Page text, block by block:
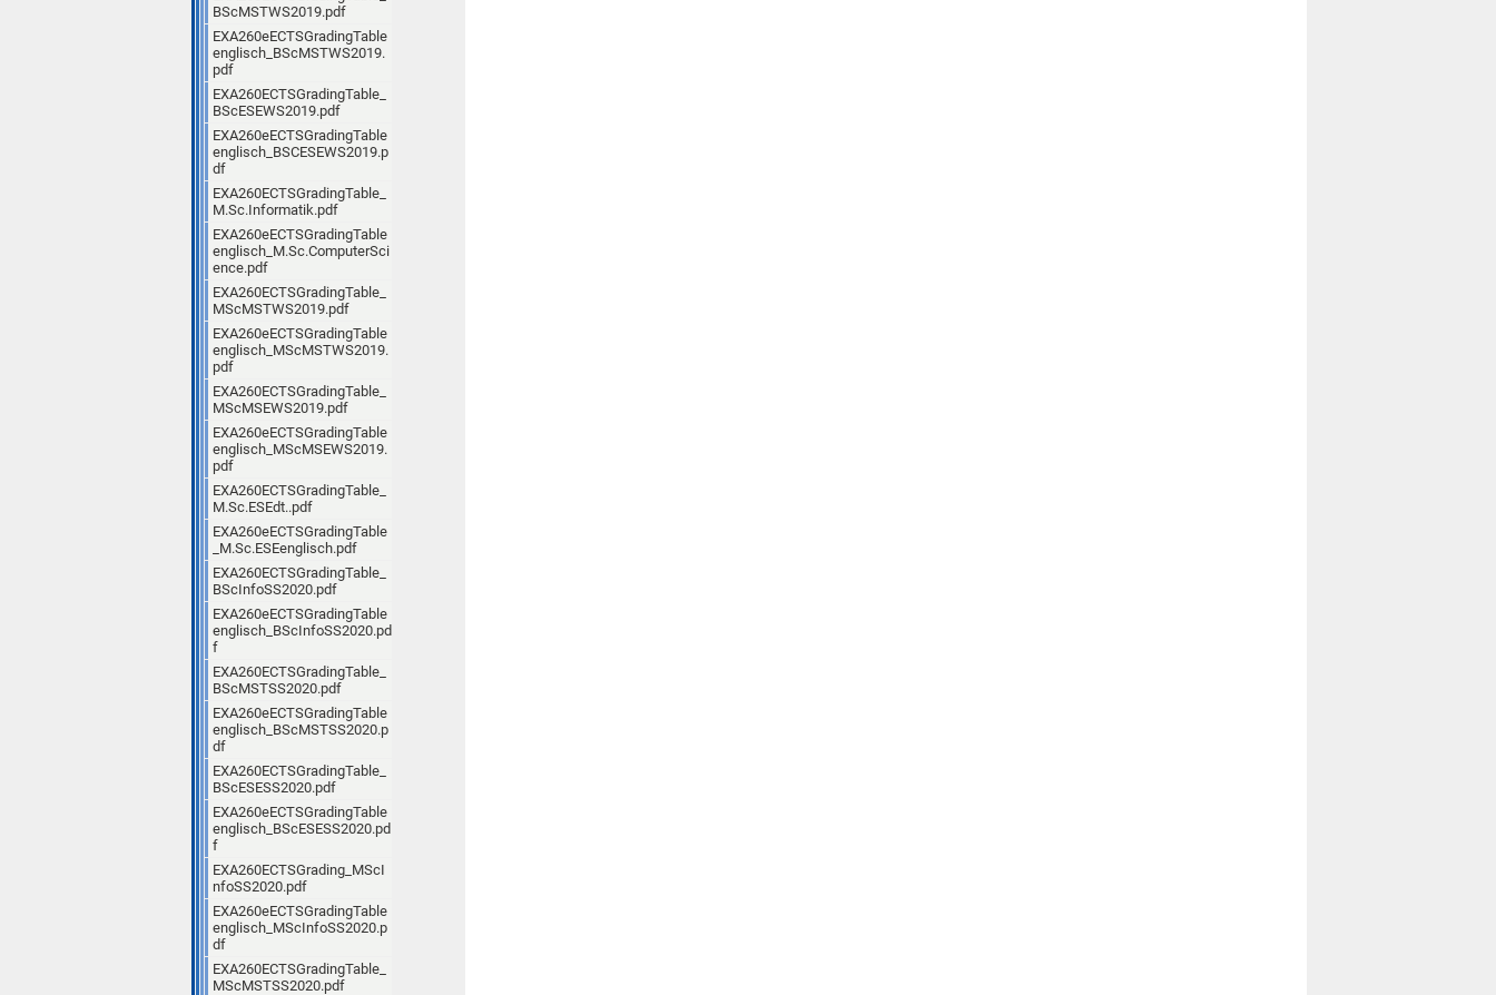
BScMSTWS2019.pdf
EXA260eECTSGradingTable
englisch_BScMSTWS2019.
pdf
EXA260ECTSGradingTable_
BScESEWS2019.pdf
EXA260eECTSGradingTable
englisch_BSCESEWS2019.p
df
EXA260ECTSGradingTable_
M.Sc.Informatik.pdf
EXA260eECTSGradingTable
englisch_M.Sc.ComputerSci
ence.pdf
EXA260ECTSGradingTable_
MScMSTWS2019.pdf
EXA260eECTSGradingTable
englisch_MScMSTWS2019.
pdf
EXA260ECTSGradingTable_
MScMSEWS2019.pdf
EXA260eECTSGradingTable
englisch_MScMSEWS2019.
pdf
EXA260ECTSGradingTable_
M.Sc.ESEdt..pdf
EXA260eECTSGradingTable
_M.Sc.ESEenglisch.pdf
EXA260ECTSGradingTable_
BScInfoSS2020.pdf
EXA260eECTSGradingTable
englisch_BScInfoSS2020.pd
f
EXA260ECTSGradingTable_
BScMSTSS2020.pdf
EXA260eECTSGradingTable
englisch_BScMSTSS2020.p
df
EXA260ECTSGradingTable_
BScESESS2020.pdf
EXA260eECTSGradingTable
englisch_BScESESS2020.pd
f
EXA260ECTSGrading_MScI
nfoSS2020.pdf
EXA260eECTSGradingTable
englisch_MScInfoSS2020.p
df
EXA260ECTSGradingTable_
MScMSTSS2020.pdf